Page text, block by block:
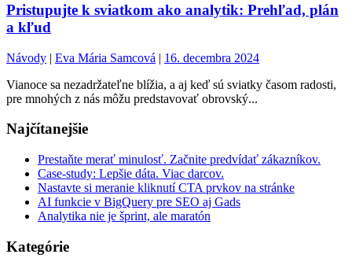
Pristupujte k sviatkom ako analytik: Prehľad, plán
a kľud
Návody | Eva Mária Samcová | 16. decembra 2024
Vianoce sa nezadržateľne blížia, a aj keď sú sviatky časom radosti,
pre mnohých z nás môžu predstavovať obrovský...
Najčítanejšie
Prestaňte merať minulosť. Začnite predvídať zákazníkov.
Case-study: Lepšie dáta. Viac darcov.
Nastavte si meranie kliknutí CTA prvkov na stránke
AI funkcie v BigQuery pre SEO aj Gads
Analytika nie je šprint, ale maratón
Kategórie